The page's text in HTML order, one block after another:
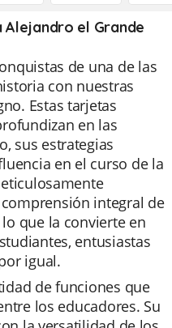
el Grande
de una de las
con nuestras
Estas tarjetas
en las
sus estrategias
en el curso de la
integral de
que la convierte en
entusiastas
igual.
de funciones que
los educadores. Su